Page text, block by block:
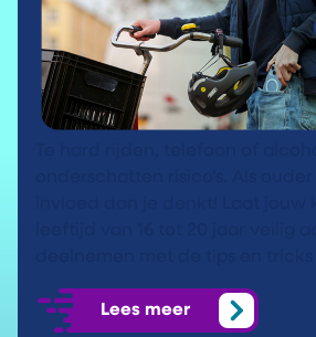
Lees meer